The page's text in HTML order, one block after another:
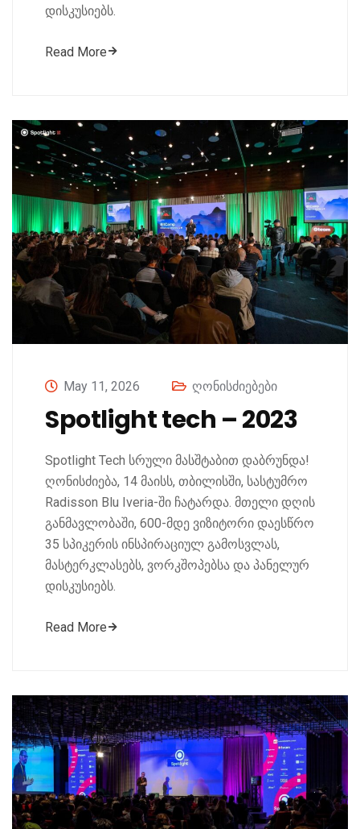
დისკუსიებს.
Read More
May 11, 2026 ღონისძიებები
Spotlight tech – 2023
Spotlight Tech სრული მასშტაბით დაბრუნდა!
ღონისძიება, 14 მაისს, თბილისში, სასტუმრო
Radisson Blu Iveria-ში ჩატარდა. მთელი დღის
განმავლობაში, 600-მდე ვიზიტორი დაესწრო
35 სპიკერის ინსპირაციულ გამოსვლას,
მასტერკლასებს, ვორკშოპებსა და პანელურ
დისკუსიებს.
Read More